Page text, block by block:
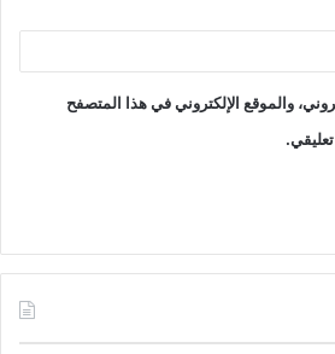
والموقع الإلكتروني في هذا المتصفح